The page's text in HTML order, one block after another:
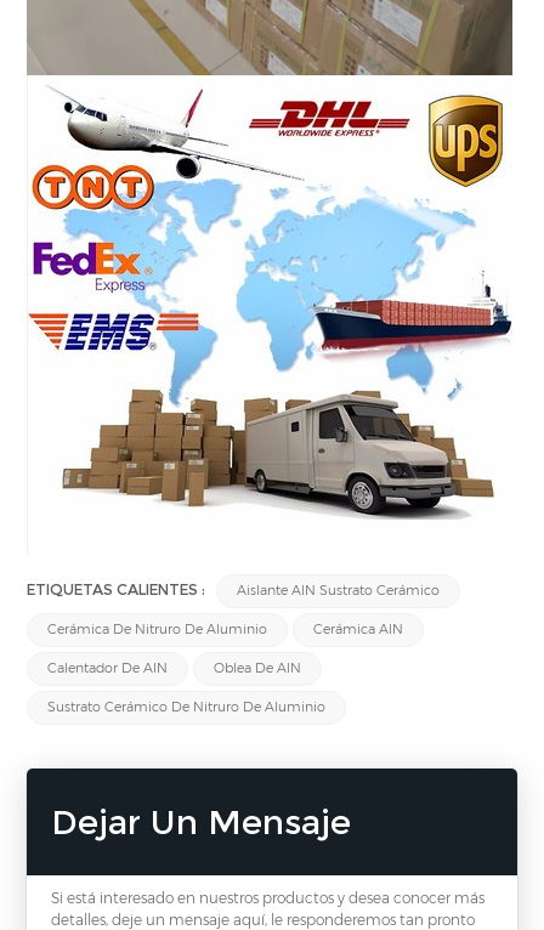
ETIQUETAS CALIENTES : Aislante AlN Sustrato Cerámico
Cerámica De Nitruro De Aluminio Cerámica AlN
Calentador De AlN Oblea De AlN
Sustrato Cerámico De Nitruro De Aluminio
Dejar Un Mensaje
Si está interesado en nuestros productos y desea conocer más
detalles, deje un mensaje aquí, le responderemos tan pronto